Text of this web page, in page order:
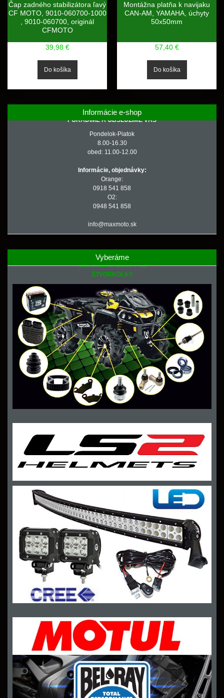
Čap zadného stabilizátora ľavý
CF MOTO, 9010-060700-1000
, 9010-060700, originál
CFMOTO
39,98 €
Montážna platňa k navijaku
CAN-AM, YAMAHA, úchyty
50x50mm
57,40 €
Informácie e-shop
PORADÍME A OBSLÚŽIME VÁS
Pondelok-Piatok
8.00-16.30
obed: 11.00-12.00
Informácie, objednávky:
Orange:
0918 541 858
O2:
0948 541 858
info@maxmoto.sk
Vyberáme
NÁHRADNÉ DIELY PRE
ŠTVORKOLKY